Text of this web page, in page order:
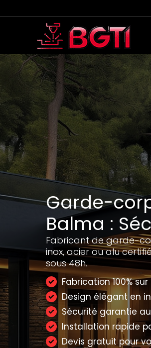
au
Garde-
Balma :
Fabricant de garde-
inox, acier ou alu
sous 48h.
Fabrication 100%
Design élégant en
Sécurité garantie
Installation rapide
Devis gratuit pour